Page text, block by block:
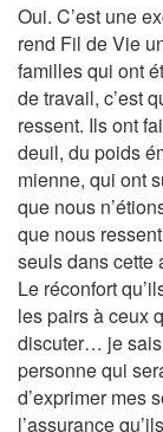
Oui. C’est une
rend Fil de Vie
familles qui ont
de travail, c’est
ressent. Ils ont
deuil, du poids
mienne, qui ont
que nous
que nous
seuls dans cette
Le réconfort
les pairs à ceux
discuter… je
personne qui
d’exprimer mes
l’assurance